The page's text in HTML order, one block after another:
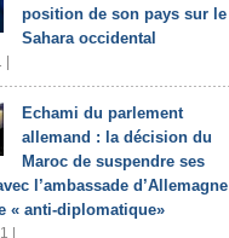
position de son pays sur le
Sahara occidental
|
Echami du parlement
allemand : la décision du
Maroc de suspendre ses
l’ambassade d’Allemagne
« anti-diplomatique»
|